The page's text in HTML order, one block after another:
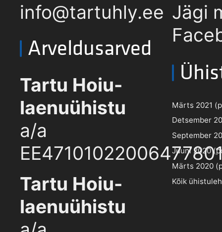
info@tartuhly.ee
Arveldusarved
Tartu Hoiu-
laenuühistu
a/a
Tartu Hoiu-
laenuühistu
Jägi
Märts 2021
Detsember
September
Juuni 2020
Märts 2020
Kõik